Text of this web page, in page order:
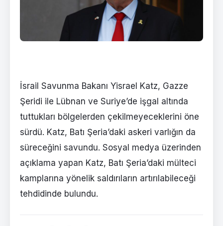
İsrail Savunma Bakanı Yisrael Katz, Gazze
Şeridi ile Lübnan ve Suriye’de işgal altında
tuttukları bölgelerden çekilmeyeceklerini öne
sürdü. Katz, Batı Şeria’daki askeri varlığın da
süreceğini savundu. Sosyal medya üzerinden
açıklama yapan Katz, Batı Şeria’daki mülteci
kamplarına yönelik saldırıların artırılabileceği
tehdidinde bulundu.